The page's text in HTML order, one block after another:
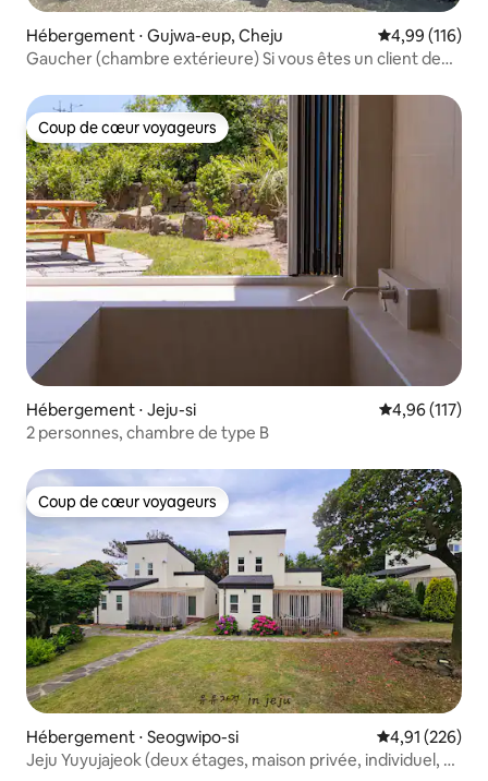
Hébergement ⋅ Gujwa-eup, Cheju Évaluation
4,99 (116)
Gaucher (chambre extérieure) Si vous êtes un client de
petit-déjeuner (5 000 won par personne, boissons
incluses)
Coup de cœur voyageurs
Coup de cœur voyageurs
Hébergement ⋅ Jeju-si Évaluation
4,96 (117)
2 personnes, chambre de type B
Coup de cœur voyageurs
Coup de cœur voyageurs
Hébergement ⋅ Seogwipo-si Évaluation
4,91 (226)
Jeju Yuyujajeok (deux étages, maison privée, individuel, 2